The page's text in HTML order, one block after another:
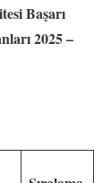
Başarı
2025 –